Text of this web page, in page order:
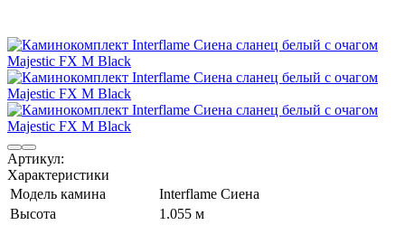
Артикул:
Характеристики
Модель камина
Interflame Сиена
Высота
1.055 м